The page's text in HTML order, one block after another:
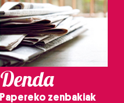
Denda
Papereko zenbakiak